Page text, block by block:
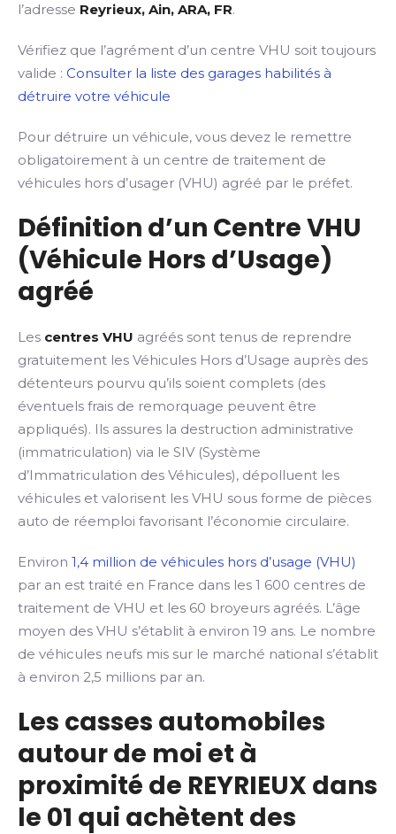
l’adresse Reyrieux, Ain, ARA, FR.
Vérifiez que l’agrément d’un centre VHU soit toujours
valide : Consulter la liste des garages habilités à
détruire votre véhicule
Pour détruire un véhicule, vous devez le remettre
obligatoirement à un centre de traitement de
véhicules hors d’usager (VHU) agréé par le préfet.
Définition d’un Centre VHU
(Véhicule Hors d’Usage)
agréé
Les centres VHU agréés sont tenus de reprendre
gratuitement les Véhicules Hors d’Usage auprès des
détenteurs pourvu qu’ils soient complets (des
éventuels frais de remorquage peuvent être
appliqués). Ils assures la destruction administrative
(immatriculation) via le SIV (Système
d’Immatriculation des Véhicules), dépolluent les
véhicules et valorisent les VHU sous forme de pièces
auto de réemploi favorisant l’économie circulaire.
Environ 1,4 million de véhicules hors d’usage (VHU)
par an est traité en France dans les 1 600 centres de
traitement de VHU et les 60 broyeurs agréés. L’âge
moyen des VHU s’établit à environ 19 ans. Le nombre
de véhicules neufs mis sur le marché national s’établit
à environ 2,5 millions par an.
Les casses automobiles
autour de moi et à
proximité de REYRIEUX dans
le 01 qui achètent des